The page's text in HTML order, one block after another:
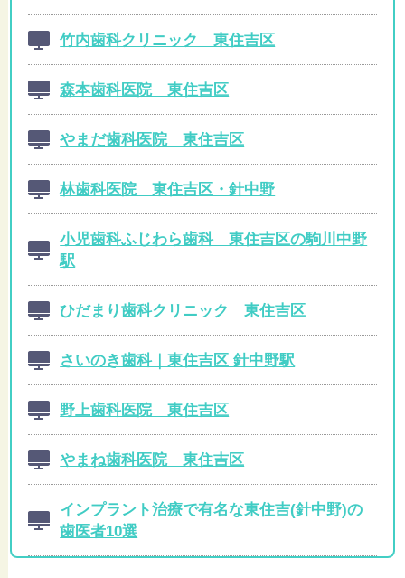
竹内歯科クリニック 東住吉区
森本歯科医院 東住吉区
やまだ歯科医院 東住吉区
林歯科医院 東住吉区・針中野
小児歯科ふじわら歯科 東住吉区の駒川中野
駅
ひだまり歯科クリニック 東住吉区
さいのき歯科｜東住吉区 針中野駅
野上歯科医院 東住吉区
やまね歯科医院 東住吉区
インプラント治療で有名な東住吉(針中野)の
歯医者10選